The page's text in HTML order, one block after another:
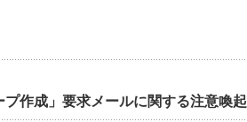
作成」要求メールに関する注意喚起